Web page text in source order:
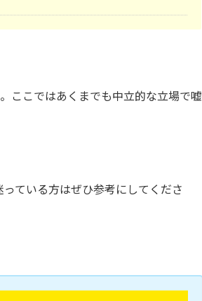
ここではあくまでも中立的な立場で嘘
ている方はぜひ参考にしてくださ